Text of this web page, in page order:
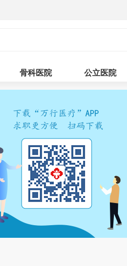
骨科医院 公立医院